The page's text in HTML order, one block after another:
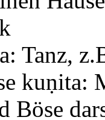
Tanz,
kuṇita:
Böse